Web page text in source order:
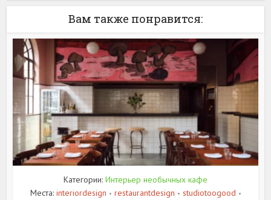
Вам также понравится:
Категории: Интерьер необычных кафе
Места: interiordesign • restaurantdesign • studiotoogood •